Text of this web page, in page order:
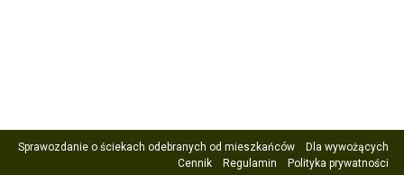
Sprawozdanie o ściekach odebranych od mieszkańców
Dla wywożących
Cennik
Regulamin Polityka prywatności